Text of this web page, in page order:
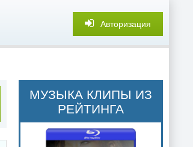
Авторизация
МУЗЫКА КЛИПЫ ИЗ
РЕЙТИНГА